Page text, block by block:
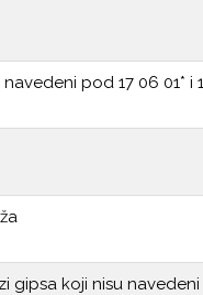
pod 17 06 01* i
gipsa koji nisu navedeni